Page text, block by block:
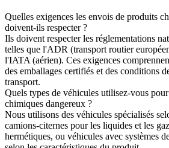
Quelles exigences les envois de produits
doivent-ils respecter ?
Ils doivent respecter les réglementations
telles que l'ADR (transport routier
l'IATA (aérien). Ces exigences
des emballages certifiés et des conditions
transport.
Quels types de véhicules utilisez-vous
chimiques dangereux ?
Nous utilisons des véhicules spécialisés
camions-citernes pour les liquides et les
hermétiques, ou véhicules avec systèmes